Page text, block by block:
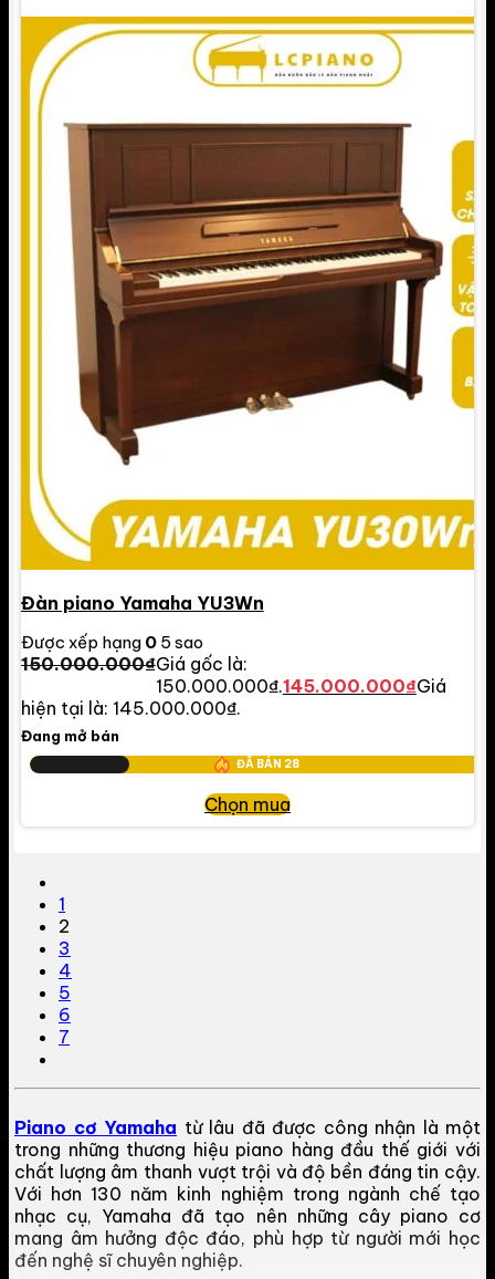
Đàn piano Yamaha YU3Wn
Được xếp hạng 05 sao
150.000.000₫Giá gốc là:
150.000.000₫.145.000.000₫Giá
hiện tại là: 145.000.000₫.
Đang mở bán
ĐÃ BÁN 28
Chọn mua
1
2
3
4
5
6
7
Piano cơ Yamaha từ lâu đã được công nhận là một
trong những thương hiệu piano hàng đầu thế giới với
chất lượng âm thanh vượt trội và độ bền đáng tin cậy.
Với hơn 130 năm kinh nghiệm trong ngành chế tạo
nhạc cụ, Yamaha đã tạo nên những cây piano cơ
mang âm hưởng độc đáo, phù hợp từ người mới học
đến nghệ sĩ chuyên nghiệp.